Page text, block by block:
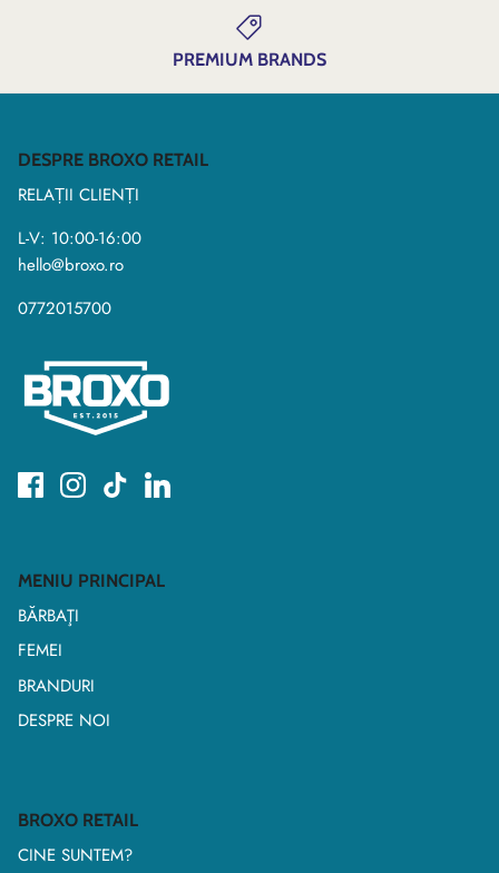
PREMIUM BRANDS
DESPRE BROXO RETAIL
RELAȚII CLIENȚI
L-V: 10:00-16:00
hello@broxo.ro
0772015700
MENIU PRINCIPAL
BĂRBAŢI
FEMEI
BRANDURI
DESPRE NOI
BROXO RETAIL
CINE SUNTEM?